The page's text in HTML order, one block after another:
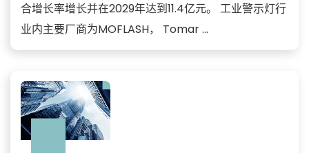
合增长率增长并在2029年达到11.4亿元。 工业警示灯行
业内主要厂商为MOFLASH， Tomar ...